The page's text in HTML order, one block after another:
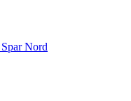
Nord